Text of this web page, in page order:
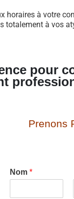
horaires à votre
à vos
pour
Prenons
Nom *